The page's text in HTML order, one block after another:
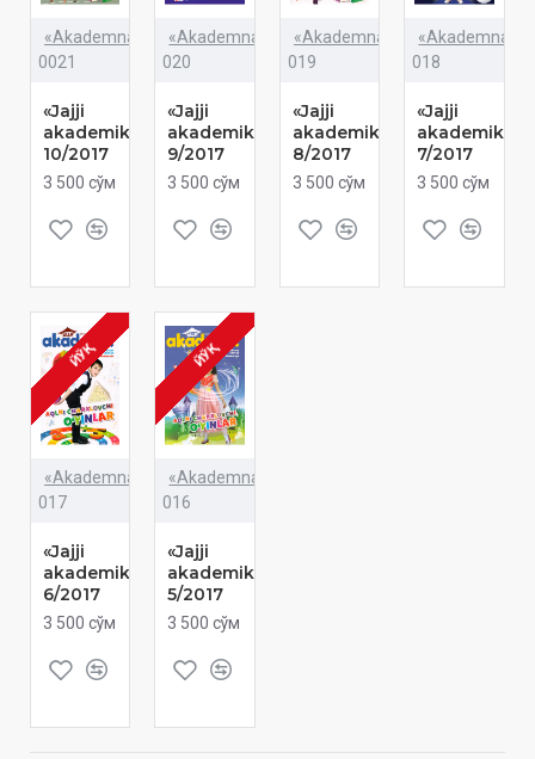
«Akademnashr»
0021
«Jajji
akademik»
10/2017
3 500 сўм
«Akademnashr»
020
«Jajji
akademik»
9/2017
3 500 сўм
«Akademnashr»
019
«Jajji
akademik»
8/2017
3 500 сўм
018
«Jajji
akademik»
7/2017
3 500 сўм
ЙЎҚ
«Akademnashr»
017
«Jajji
akademik»
6/2017
3 500 сўм
ЙЎҚ
«Akademnashr»
016
«Jajji
akademik»
5/2017
3 500 сўм